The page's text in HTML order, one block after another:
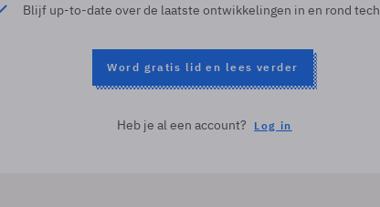
Blijf up-to-date over de laatste ontwikkelingen in en rond tech
Word gratis lid en lees verder
Heb je al een account? Log in